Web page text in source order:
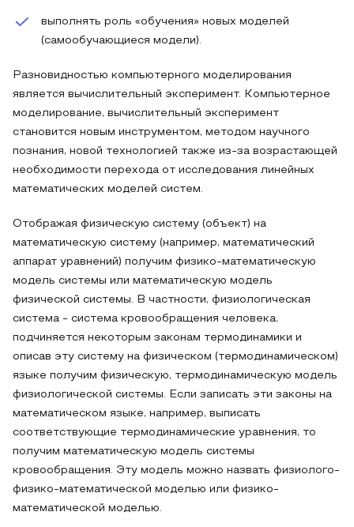
выполнять роль «обучения» новых моделей
(самообучающиеся модели).
Разновидностью компьютерного моделирования
является вычислительный эксперимент. Компьютерное
моделирование, вычислительный эксперимент
становится новым инструментом, методом научного
познания, новой технологией также из-за возрастающей
необходимости перехода от исследования линейных
математических моделей систем.
Отображая физическую систему (объект) на
математическую систему (например, математический
аппарат уравнений) получим физико-математическую
модель системы или математическую модель
физической системы. В частности, физиологическая
система - система кровообращения человека,
подчиняется некоторым законам термодинамики и
описав эту систему на физическом (термодинамическом)
языке получим физическую, термодинамическую модель
физиологической системы. Если записать эти законы на
математическом языке, например, выписать
соответствующие термодинамические уравнения, то
получим математическую модель системы
кровообращения. Эту модель можно назвать физиолого-
физико-математической моделью или физико-
математической моделью.